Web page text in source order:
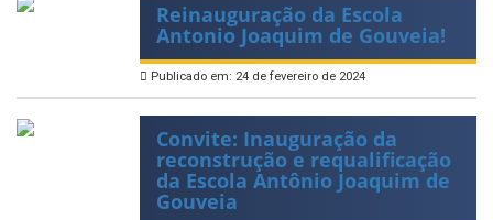
Reinauguração da Escola
Antonio Joaquim de Gouveia!
Publicado em: 24 de fevereiro de 2024
Convite: Inauguração da
reconstrução e requalificação
da Escola Antônio Joaquim de
Gouveia